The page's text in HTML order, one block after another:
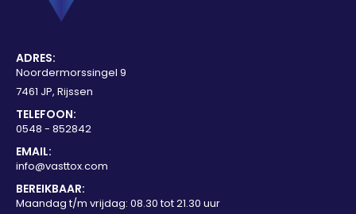
ADRES:
Noordermorssingel 9
7461 JP, Rijssen
TELEFOON:
0548 - 852842
EMAIL:
info@vasttox.com
BEREIKBAAR:
Maandag t/m vrijdag: 08.30 tot 21.30 uur